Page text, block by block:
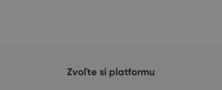
Zvoľte si platformu